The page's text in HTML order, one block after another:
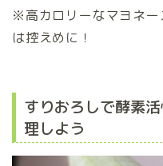
※高カロリーなマヨネ
は控えめに！
すりおろしで酵素
理しよう